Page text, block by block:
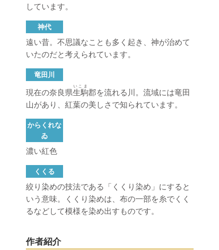
しています。
神代
遠い昔。不思議なことも多く起き、神が治めて
いたのだと考えられています。
竜田川
現在の奈良県生駒
いこま
郡を流れる川。流域には竜田
山があり、紅葉の美しさで知られています。
からくれな
ゐ
濃い紅色
くくる
絞り染めの技法である「くくり染め」にすると
いう意味。くくり染めは、布の一部を糸でくく
るなどして模様を染め出すものです。
作者紹介